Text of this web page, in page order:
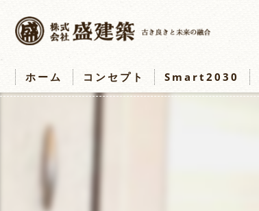
ホーム コンセプト Smart2030